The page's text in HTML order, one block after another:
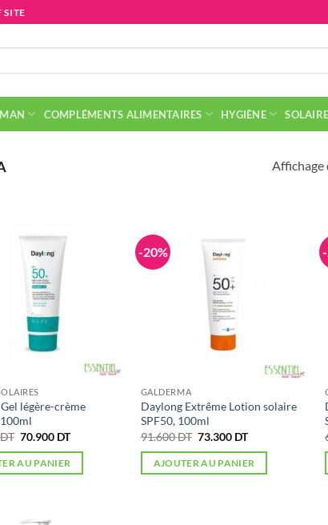
SITE
COMPLÉMENTS ALIMENTAIRES HYGIÈNE
Affichage
légère-crème
DT Le
initial
était :
70.900 DTLe
est :
AU PANIER
-20%
GALDERMA
Daylong Extrême Lotion solaire
SPF50, 100ml
91.600DT Le
initial
était :
73.300 DTLe
actuel
est :
AJOUTER AU PANIER